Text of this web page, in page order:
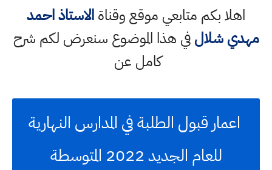
اهلا بكم متابعي موقع وقناةالاستاذ احمد
مهدي شلالفي هذا الموضوع سنعرض لكم شرح
كامل عن
اعمار قبول الطلبة في المدارس النهارية
للعام الجديد 2022 المتوسطة